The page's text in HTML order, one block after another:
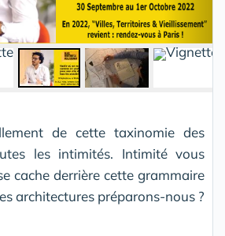
de cette taxinomie des
les intimités. Intimité vous
cache derrière cette grammaire
architectures préparons-nous ?